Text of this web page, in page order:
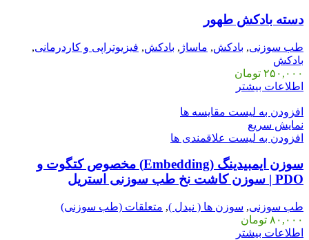
دسته بادکش طهور
طب سوزنی, بادکش, ماساژ , بادکش, فیزیوتراپی و کاردرمانی,
بادکش
۲۵۰,۰۰۰ تومان
اطلاعات بیشتر
افزودن به لیست مقایسه ها
نمایش سریع
افزودن به لیست علاقمندی ها
سوزن ایمبیدینگ (Embedding) مخصوص کتگوت و
PDO | سوزن کاشت نخ طب سوزنی استریل
طب سوزنی, سوزن ها ( نیدل ), متعلقات (طب سوزنی)
۸۰,۰۰۰ تومان
اطلاعات بیشتر